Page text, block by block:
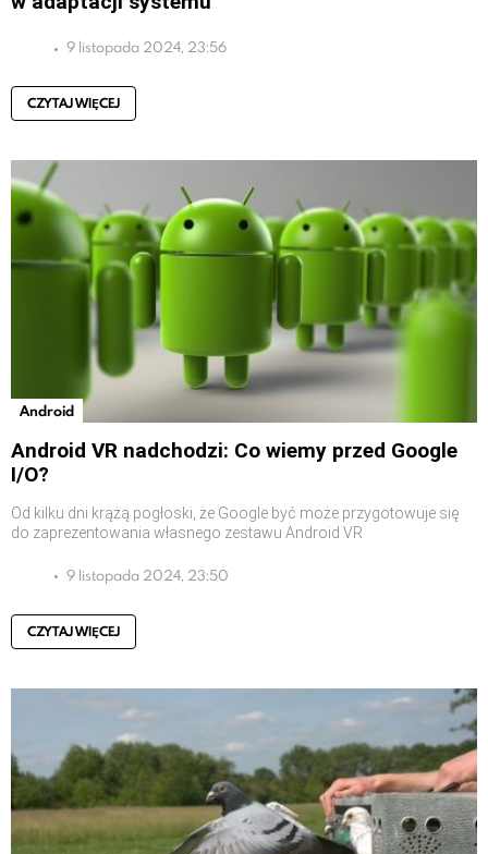
9 listopada 2024, 23:56
CZYTAJ WIĘCEJ
Android
Android VR nadchodzi: Co wiemy przed Google
I/O?
Od kilku dni krążą pogłoski, że Google być może przygotowuje się
do zaprezentowania własnego zestawu Android VR
9 listopada 2024, 23:50
CZYTAJ WIĘCEJ